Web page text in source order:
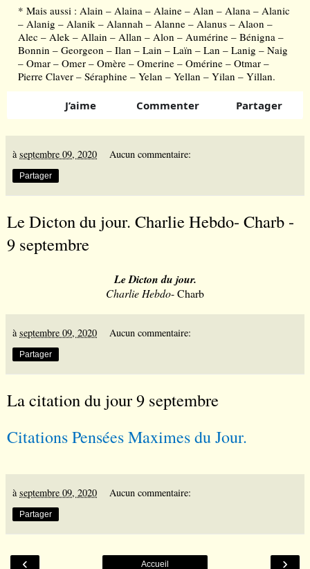
* Mais aussi : Alain – Alaina – Alaine – Alan – Alana – Alanic
– Alanig – Alanik – Alannah – Alanne – Alanus – Alaon –
Alec – Alek – Allain – Allan – Alon – Aumérine – Bénigna –
Bonnin – Georgeon – Ilan – Lain – Laïn – Lan – Lanig – Naig
– Omar – Omer – Omère – Omerine – Omérine – Otmar –
Pierre Claver – Séraphine – Yelan – Yellan – Yilan – Yillan.
J’aime Commenter Partager
àseptembre 09, 2020 Aucun commentaire:
Partager
Le Dicton du jour. Charlie Hebdo- Charb -
9 septembre
Le Dicton du jour.
Charlie Hebdo- Charb
àseptembre 09, 2020 Aucun commentaire:
Partager
La citation du jour 9 septembre
Citations Pensées Maximes du Jour.
àseptembre 09, 2020 Aucun commentaire:
Partager
‹ ›
Accueil